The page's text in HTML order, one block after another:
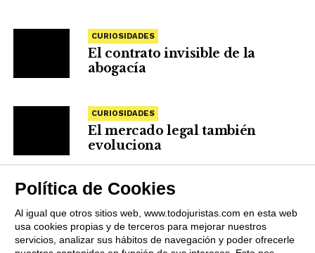
CURIOSIDADES
El contrato invisible de la
abogacía
CURIOSIDADES
El mercado legal también
evoluciona
Política de Cookies
Al igual que otros sitios web, www.todojuristas.com en esta web
usa cookies propias y de terceros para mejorar nuestros
servicios, analizar sus hábitos de navegación y poder ofrecerle